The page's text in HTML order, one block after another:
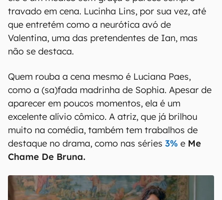
travado em cena. Lucinha Lins, por sua vez, até
que entretém como a neurótica avó de
Valentina, uma das pretendentes de Ian, mas
não se destaca.
Quem rouba a cena mesmo é Luciana Paes,
como a (sa)fada madrinha de Sophia. Apesar de
aparecer em poucos momentos, ela é um
excelente alívio cômico. A atriz, que já brilhou
muito na comédia, também tem trabalhos de
destaque no drama, como nas séries 3% e Me
Chame De Bruna.